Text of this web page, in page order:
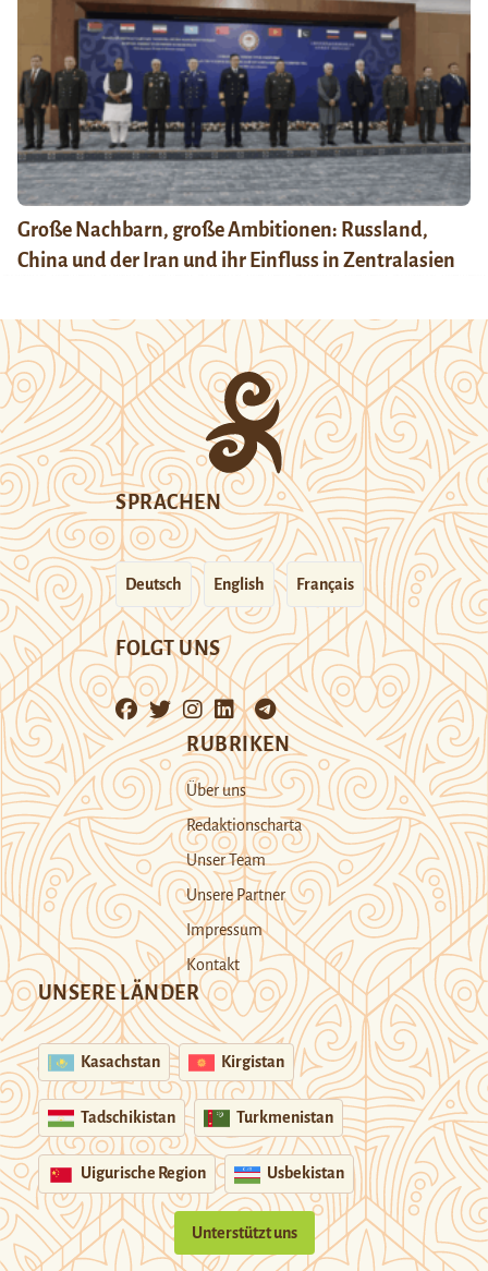
Große Nachbarn, große Ambitionen: Russland,
China und der Iran und ihr Einfluss in Zentralasien
SPRACHEN
Deutsch English Français
FOLGT UNS
RUBRIKEN
Über uns
Redaktionscharta
Unser Team
Unsere Partner
Impressum
Kontakt
UNSERE LÄNDER
Kasachstan Kirgistan
Tadschikistan Turkmenistan
Uigurische Region Usbekistan
Unterstützt uns